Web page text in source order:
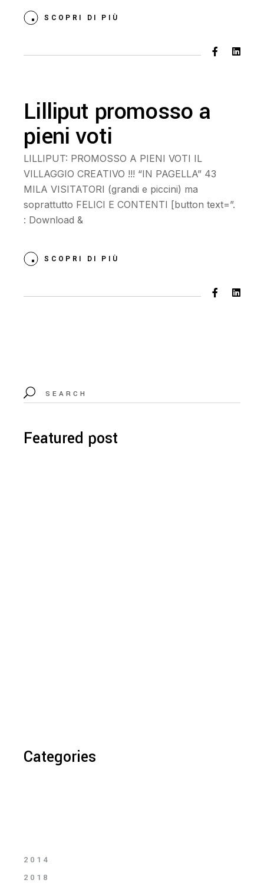
SCOPRI DI PIÙ
Lilliput promosso a
pieni voti
LILLIPUT: PROMOSSO A PIENI VOTI IL
VILLAGGIO CREATIVO !!! “IN PAGELLA” 43
MILA VISITATORI (grandi e piccini) ma
soprattutto FELICI E CONTENTI [button text=”.
: Download &
SCOPRI DI PIÙ
Featured post
Categories
2014
2018